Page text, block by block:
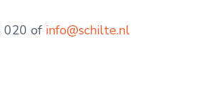
020 of info@schilte.nl